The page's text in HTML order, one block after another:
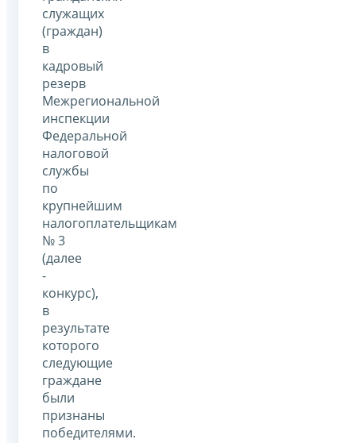
служащих
(граждан)
в
кадровый
резерв
Межрегиональной
инспекции
Федеральной
налоговой
службы
по
крупнейшим
налогоплательщикам
№ 3
(далее
-
конкурс),
в
результате
которого
следующие
граждане
были
признаны
победителями.